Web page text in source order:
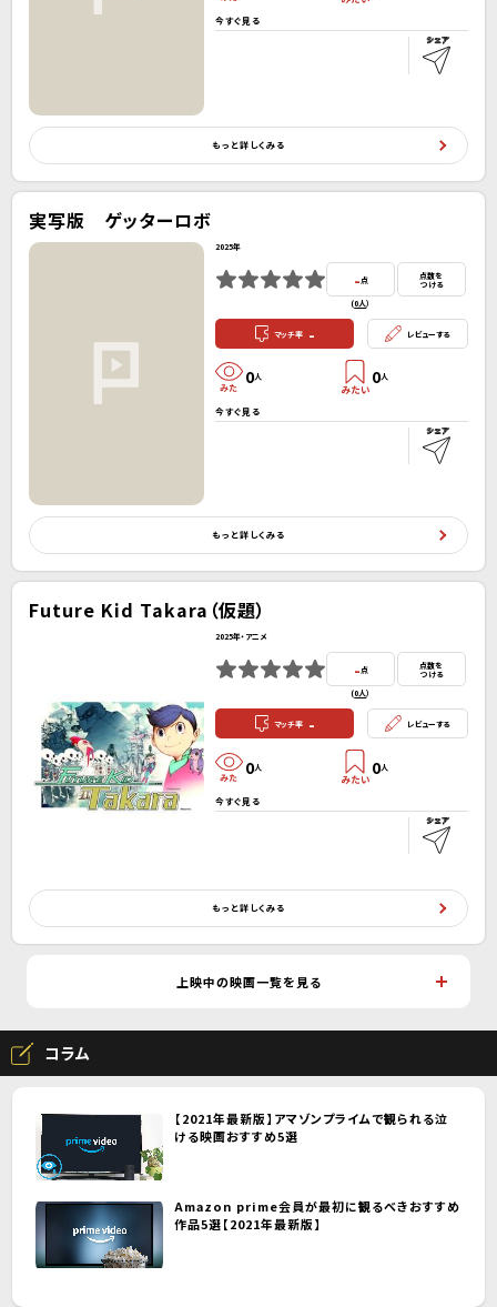
今すぐ見る
もっと詳しくみる
実写版 ゲッターロボ
2025年
- 点
(0人）
点数を
つける
マッチ率 - レビューする
0人 0人
今すぐ見る
もっと詳しくみる
Future Kid Takara（仮題）
2025年・アニメ
- 点
(0人）
点数を
つける
マッチ率 - レビューする
0人 0人
今すぐ見る
もっと詳しくみる
上映中の映画一覧を見る
コラム
【2021年最新版】アマゾンプライムで観られる泣
ける映画おすすめ5選
Amazon prime会員が最初に観るべきおすすめ
作品5選【2021年最新版】